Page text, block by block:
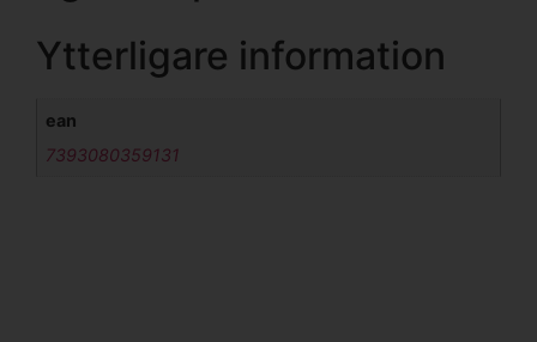
Ytterligare information
ean
7393080359131